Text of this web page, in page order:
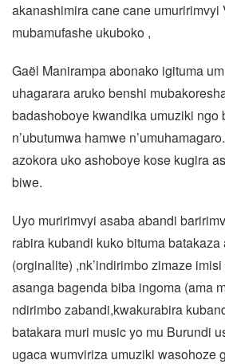
akanashimira cane cane umuririmvyi
mubamufashe ukuboko ,
Gaël Manirampa abonako igituma
uhagarara aruko benshi
badashoboye kwandika umuziki ngo
n’ubutumwa hamwe
azokora uko ashoboye kose kugira
biwe.
Uyo muririmvyi asaba abandi
rabira kubandi kuko bituma
(orginalite) ,nk’indirimbo zimaze
asanga bagenda biba ingoma (ama
ndirimbo zabandi,kwakurabira
batakara muri music yo mu Burundi
ugaca wumviriza umuziki wasohoze